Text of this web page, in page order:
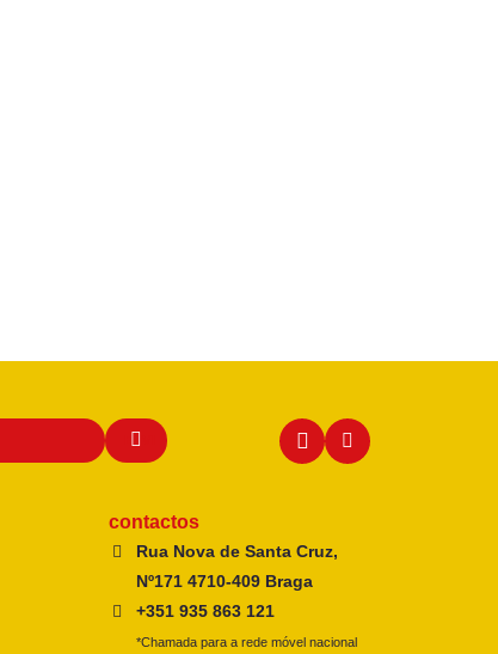
contactos
Rua Nova de Santa Cruz,
Nº171 4710-409 Braga
+351 935 863 121
*Chamada para a rede móvel nacional